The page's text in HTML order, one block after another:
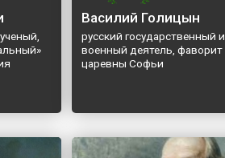
Василий Голицын
русский государственный и
военный деятель, фаворит
царевны Софьи